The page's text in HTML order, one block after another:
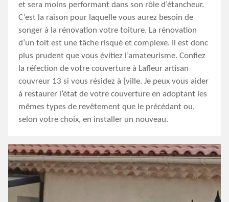
et sera moins performant dans son rôle d’étancheur.
C’est la raison pour laquelle vous aurez besoin de
songer à la rénovation votre toiture. La rénovation
d’un toit est une tâche risqué et complexe. Il est donc
plus prudent que vous évitiez l’amateurisme. Confiez
la réfection de votre couverture à Lafleur artisan
couvreur 13 si vous résidez à {ville. Je peux vous aider
à restaurer l’état de votre couverture en adoptant les
mêmes types de revêtement que le précédant ou,
selon votre choix, en installer un nouveau.